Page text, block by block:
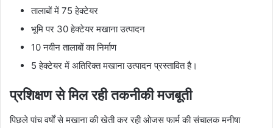
तालाबों में 75 हेक्टेयर
भूमि पर 30 हेक्टेयर मखाना उत्पादन
10 नवीन तालाबों का निर्माण
5 हेक्टेयर में अतिरिक्त मखाना उत्पादन प्रस्तावित है।
प्रशिक्षण से मिल रही तकनीकी मजबूती
पिछले पांच वर्षों से मखाना की खेती कर रही ओजस फार्म की संचालक मनीषा